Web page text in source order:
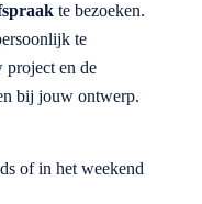
te bezoeken.
te
project en de
bij jouw ontwerp.
of in het weekend